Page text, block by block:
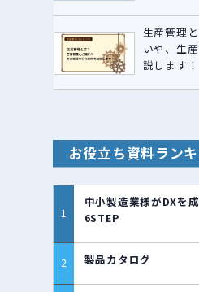
生産管理
いや、生
説します！
お役立ち資料ラン
中小製造業様がDXを
6STEP
製品カタログ